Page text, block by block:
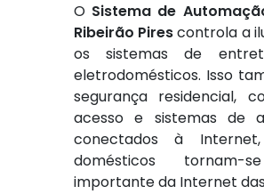
O Sistema de
Ribeirão Pirescontrola a
os sistemas de
eletrodomésticos. Isso
segurança residencial,
acesso e sistemas de
conectados à
domésticos
importante da Internet das